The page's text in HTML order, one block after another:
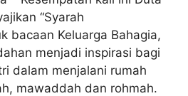
“Syarah
bacaan Keluarga Bahagia,
menjadi inspirasi bagi
dalam menjalani rumah
mawaddah dan rohmah.